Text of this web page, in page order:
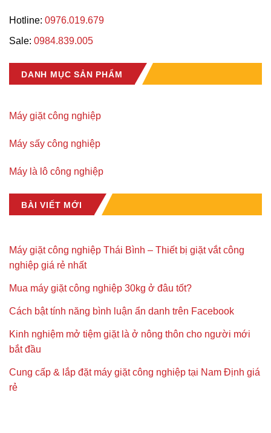
Hotline: 0976.019.679
Sale: 0984.839.005
DANH MỤC SẢN PHẨM
Máy giặt công nghiệp
Máy sấy công nghiệp
Máy là lô công nghiệp
BÀI VIẾT MỚI
Máy giặt công nghiệp Thái Bình – Thiết bị giặt vắt công
nghiệp giá rẻ nhất
Mua máy giặt công nghiệp 30kg ở đâu tốt?
Cách bật tính năng bình luận ẩn danh trên Facebook
Kinh nghiệm mở tiệm giặt là ở nông thôn cho người mới
bắt đầu
Cung cấp & lắp đặt máy giặt công nghiệp tại Nam Định giá
rẻ